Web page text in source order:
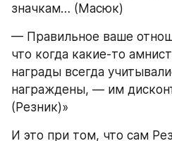
значкам… (Масюк)
— Правильное ваше
что когда какие-то
награды всегда
награждены, — им
(Резник)»
И это при том, что сам